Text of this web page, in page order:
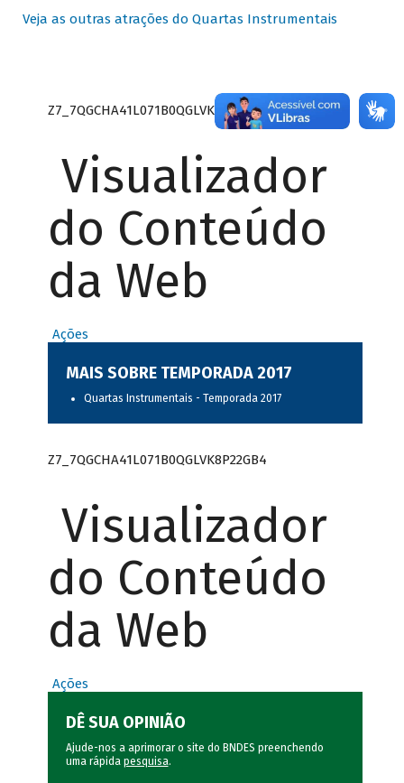
Veja as outras atrações do Quartas Instrumentais
Z7_7QGCHA41L071B0QGLVK8P22GJ7
Visualizador
do Conteúdo
da Web
Ações
MAIS SOBRE TEMPORADA 2017
Quartas Instrumentais - Temporada 2017
Z7_7QGCHA41L071B0QGLVK8P22GB4
Visualizador
do Conteúdo
da Web
Ações
DÊ SUA OPINIÃO
Ajude-nos a aprimorar o site do BNDES preenchendo
uma rápida pesquisa.